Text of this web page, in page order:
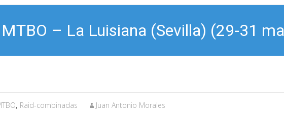
– La Luisiana (Sevilla) (29-31
, Raid-combinadas Juan Antonio Morales